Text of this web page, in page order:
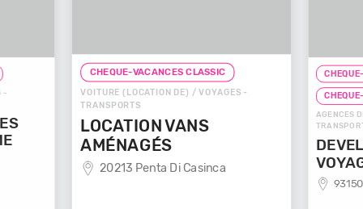
-
CHEQUE-VACANCES CLASSIC
VOITURE (LOCATION DE) / VOYAGES -
TRANSPORTS
LOCATION VANS
AMÉNAGÉS
20213 Penta Di Casinca
AGENCES